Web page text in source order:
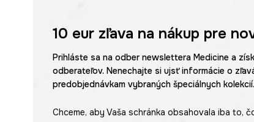
10 eurzľava na nákup pre
Prihláste sa na odber newslettera Medicine a
odberateľov. Nenechajte si ujsť informácie o
predobjednávkam vybraných špeciálnych kolekcií.
Chceme, aby Vaša schránka obsahovala iba to,